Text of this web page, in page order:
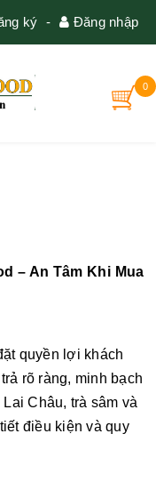
Đăng nhập
-
ký
0
– An Tâm Khi Mua
quyền lợi khách
rõ ràng, minh bạch
Châu, trà sâm và
điều kiện và quy